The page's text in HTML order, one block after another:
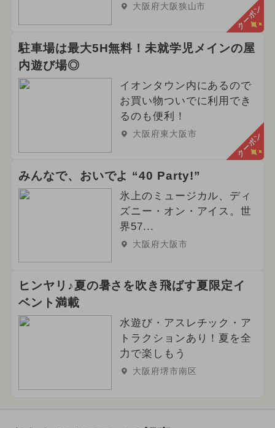
大阪府大阪狭山市 クーポン
駐車場は最大5H無料！未就学児メインの屋
内遊び場◎
イオンタウン内にあるので
お買い物ついでに利用でき
るのも便利！
大阪府東大阪市 クーポン
みんなで、おいでよ “40 Party!”
氷上のミュージカル、ディ
ズニー・オン・アイス。世
界57...
大阪府大阪市
ヒンヤリ♪夏の暑さを吹き飛ばす夏限定イ
ベント満載
水遊び・アスレチック・ア
トラクションあり！夏を全
力で楽しもう
大阪府堺市南区